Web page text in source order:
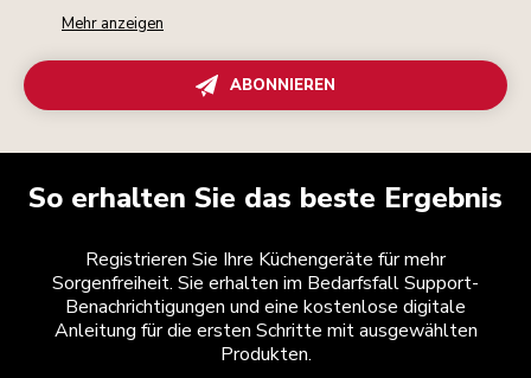
Mehr anzeigen
ABONNIEREN
So erhalten Sie das beste Ergebnis
Registrieren Sie Ihre Küchengeräte für mehr
Sorgenfreiheit. Sie erhalten im Bedarfsfall Support-
Benachrichtigungen und eine kostenlose digitale
Anleitung für die ersten Schritte mit ausgewählten
Produkten.